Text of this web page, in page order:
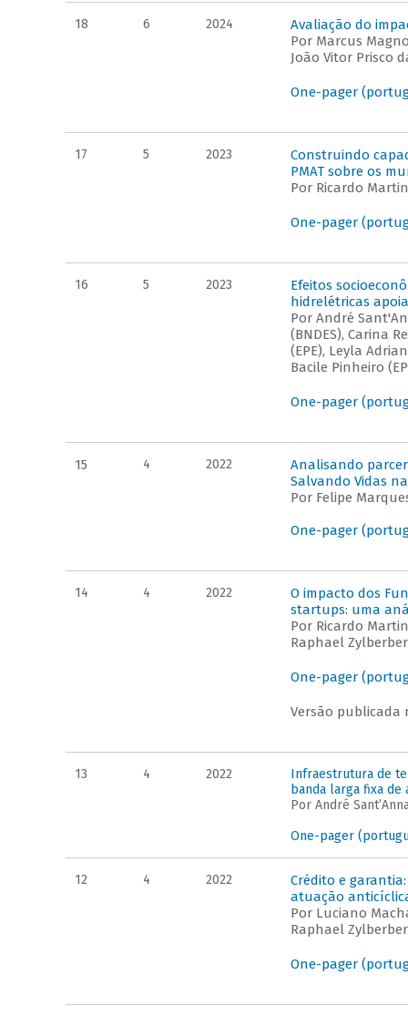
18 6 2024
Avaliação do
Por Marcus
João Vitor Prisco
One-pager
17 5 2023
Construindo
PMAT sobre os
Por Ricardo
One-pager
16 5 2023
Efeitos
hidrelétricas
Por André
(BNDES), Carina
(EPE), Leyla
Bacile Pinheiro
One-pager
15 4 2022
Analisando
Salvando Vidas
Por Felipe
One-pager
14 4 2022
O impacto dos
startups: uma
Por Ricardo
Raphael
One-pager
Versão publicada
13 4 2022
Infraestrutura de
banda larga fixa de
Por André
One-pager
12 4 2022
Crédito e
atuação
Por Luciano
Raphael
One-pager